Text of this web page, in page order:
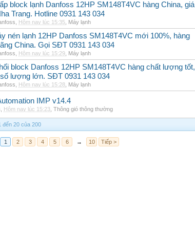
block lạnh Danfoss 12HP SM148T4VC hàng China, giá
Trang. Hotline 0931 143 034
Hôm nay lúc 15:35 Máy lạnh
nén lạnh 12HP Danfoss SM148T4VC mới 100%, hàng
China. Gọi SĐT 0931 143 034
Hôm nay lúc 15:29 Máy lạnh
block Danfoss 12HP SM148T4VC hàng chất lượng tốt,
lượng lớn. SĐT 0931 143 034
Hôm nay lúc 15:28 Máy lạnh
IMP v14.4
Hôm nay lúc 15:23 Thông gió thông thường
đến 20 của 200
1 2 3 4 5 6 → 10 Tiếp >